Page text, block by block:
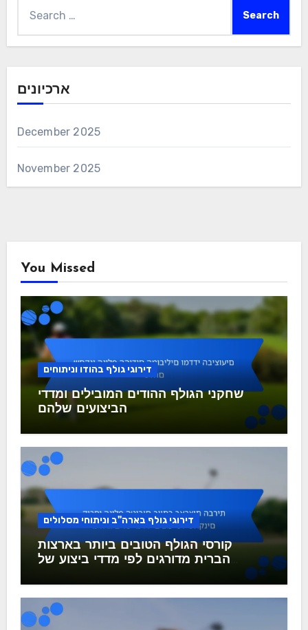
for:
ארכיונים
December 2025
November 2025
You Missed
דירוגי גולף בהודו וניתוחים
שחקני הגולף ההודים המובילים ומדדי
הביצועים שלהם
דירוגי גולף בארה"ב וניתוחי מסלולים
קורסי הגולף הטובים ביותר בארצות
הברית מדורגים לפי מדדי ביצוע של